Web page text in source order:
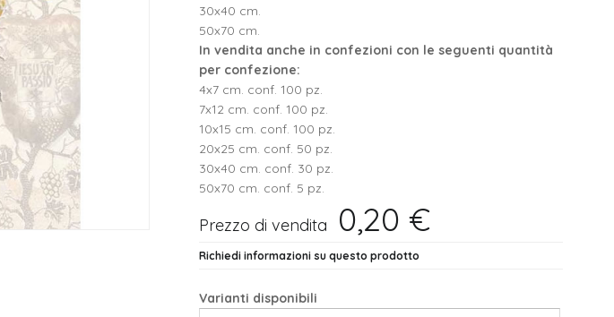
30x40 cm.
50x70 cm.
In vendita anche in confezioni con le seguenti quantità
per confezione:
4x7 cm. conf. 100 pz.
7x12 cm. conf. 100 pz.
10x15 cm. conf. 100 pz.
20x25 cm. conf. 50 pz.
30x40 cm. conf. 30 pz.
50x70 cm. conf. 5 pz.
Prezzo di vendita 0,20 €
Richiedi informazioni su questo prodotto
Varianti disponibili